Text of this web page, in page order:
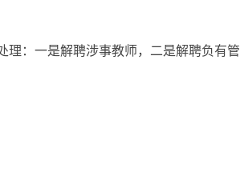
理：一是解聘涉事教师，二是解聘负有